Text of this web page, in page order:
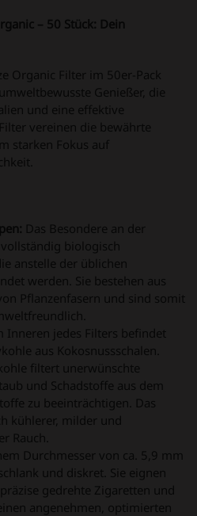
– 50 Stück: Dein
Organic Filter im 50er-Pack
Genießer, die
und eine effektive
vereinen die bewährte
starken Fokus auf
Das Besondere an der
biologisch
anstelle der üblichen
werden. Sie bestehen aus
Pflanzenfasern und sind somit
Inneren jedes Filters befindet
aus Kokosnussschalen.
filtert unerwünschte
und Schadstoffe aus dem
zu beeinträchtigen. Das
kühlerer, milder und
Rauch.
Durchmesser von ca. 5,9 mm
und diskret. Sie eignen
gedrehte Zigaretten und
angenehmen, optimierten